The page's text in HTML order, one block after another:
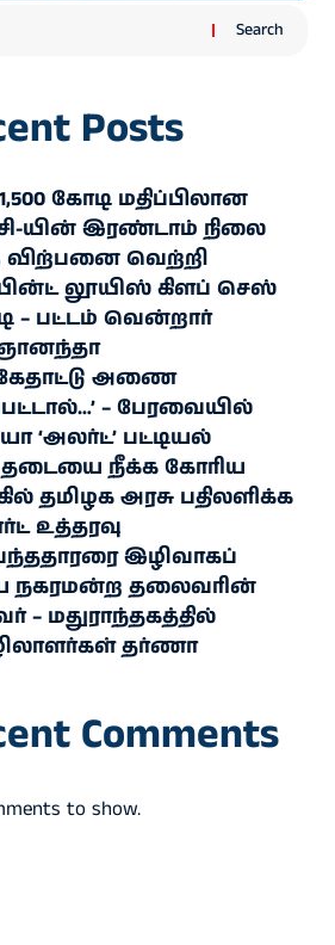
Search
Posts
கோடி மதிப்பிலான
​யின் இரண்​டாம் நிலை
விற்பனை வெற்றி
லூயிஸ் கிளப் செஸ்
– பட்டம் வென்றார்
அணை
– பேரவையில்
‘அலர்ட்’ பட்டியல்
நீக்க கோரிய
தமிழக அரசு பதிலளிக்க
உத்தரவு
இழிவாகப்
நகரமன்ற தலைவரின்
– மதுராந்தகத்தில்
தர்ணா
Comments
to show.